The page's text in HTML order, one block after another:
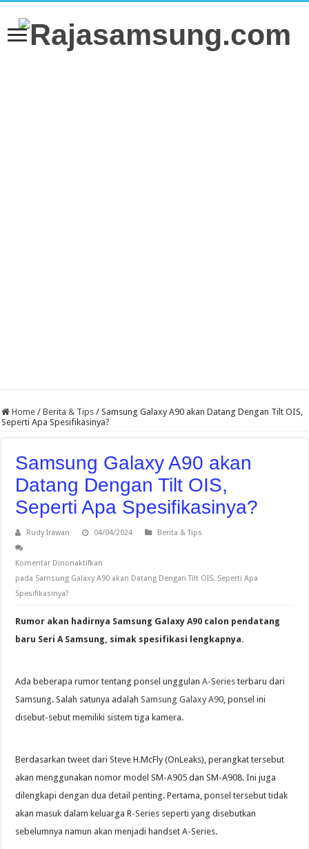
Home / Berita & Tips / Samsung Galaxy A90 akan Datang Dengan Tilt OIS,
Seperti Apa Spesifikasinya?
Samsung Galaxy A90 akan
Datang Dengan Tilt OIS,
Seperti Apa Spesifikasinya?
Rudy Irawan 04/04/2024 Berita & Tips
Komentar Dinonaktifkan
pada Samsung Galaxy A90 akan Datang Dengan Tilt OIS, Seperti Apa
Spesifikasinya?
Rumor akan hadirnya Samsung Galaxy A90 calon pendatang
baru Seri A Samsung, simak spesifikasi lengkapnya.
Ada beberapa rumor tentang ponsel unggulanA-Series terbaru dari
Samsung. Salah satunya adalahSamsung Galaxy A90, ponsel ini
disebut-sebut memiliki sistem tiga kamera.
Berdasarkan tweet dari Steve H.McFly (OnLeaks), perangkat tersebut
akan menggunakan nomor model SM-A905 dan SM-A908. Ini juga
dilengkapi dengan dua detail penting. Pertama, ponsel tersebut tidak
akan masuk dalam keluarga R-Series seperti yang disebutkan
sebelumnya namun akan menjadi handset A-Series.